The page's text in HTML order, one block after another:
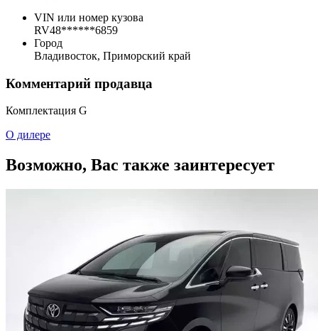
VIN или номер кузова
RV48******6859
Город
Владивосток, Приморский край
Комментарий продавца
Комплектация G
О дилере
Возможно, Вас также заинтересует